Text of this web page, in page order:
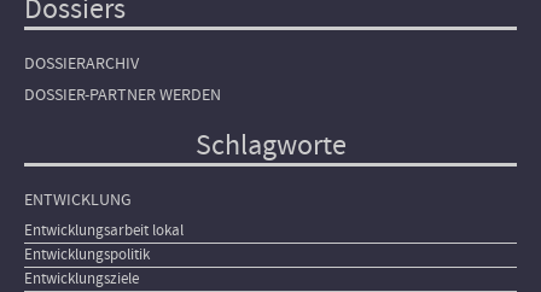
Dossiers
DOSSIERARCHIV
DOSSIER-PARTNER WERDEN
Schlagworte
ENTWICKLUNG
Entwicklungsarbeit lokal
Entwicklungspolitik
Entwicklungsziele